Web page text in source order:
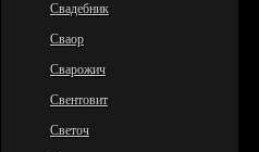
Свадебник
Сваор
Сварожич
Свентовит
Светоч